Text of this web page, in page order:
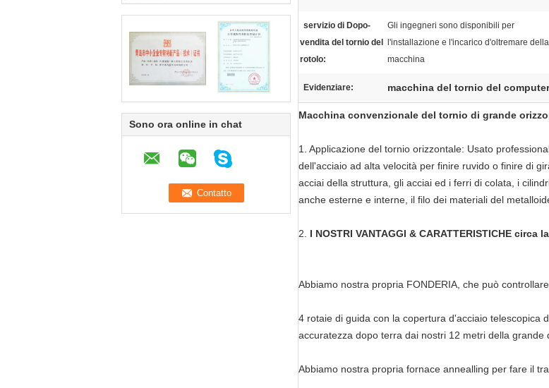
Sono ora online in chat
servizio di Dopo-
vendita del tornio del
rotolo:
Gli ingegneri sono disponibili per
l'installazione e l'incarico d'oltremare della
macchina
Evidenziare: macchina del tornio del computer
Macchina convenzionale del tornio di grande
1. Applicazione del tornio orizzontale: Usato
dell'acciaio ad alta velocità per finire ruvido o finire di
acciai della struttura, gli acciai ed i ferri di colata, i
anche esterne e interne, il filo dei materiali del
2. I NOSTRI VANTAGGI & CARATTERISTICHE
Abbiamo nostra propria FONDERIA, che può
4 rotaie di guida con la copertura d'acciaio telescopica
accuratezza dopo terra dai nostri 12 metri della
Abbiamo nostra propria fornace annealling per fare il